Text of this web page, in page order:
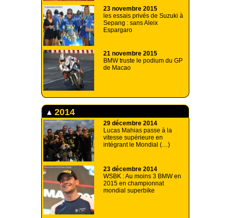
23 novembre 2015
les essais privés de Suzuki à
Sepang : sans Aleix
Espargaro
21 novembre 2015
BMW truste le podium du GP
de Macao
2014
29 décembre 2014
Lucas Mahias passe à la
vitesse supérieure en
intégrant le Mondial (…)
23 décembre 2014
WSBK : Au moins 3 BMW en
2015 en championnat
mondial superbike